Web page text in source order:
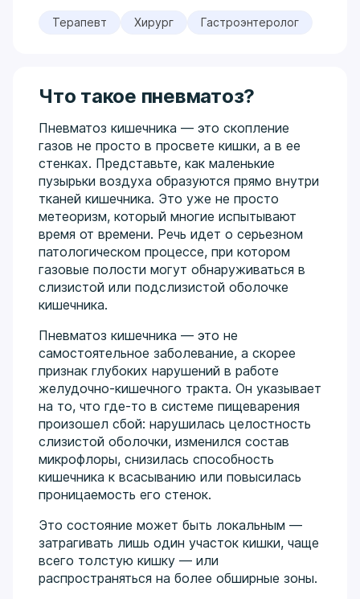
Терапевт Хирург Гастроэнтеролог
Что такое пневматоз?
Пневматоз кишечника — это скопление
газов не просто в просвете кишки, а в ее
стенках. Представьте, как маленькие
пузырьки воздуха образуются прямо внутри
тканей кишечника. Это уже не просто
метеоризм, который многие испытывают
время от времени. Речь идет о серьезном
патологическом процессе, при котором
газовые полости могут обнаруживаться в
слизистой или подслизистой оболочке
кишечника.
Пневматоз кишечника — это не
самостоятельное заболевание, а скорее
признак глубоких нарушений в работе
желудочно-кишечного тракта. Он указывает
на то, что где-то в системе пищеварения
произошел сбой: нарушилась целостность
слизистой оболочки, изменился состав
микрофлоры, снизилась способность
кишечника к всасыванию или повысилась
проницаемость его стенок.
Это состояние может быть локальным —
затрагивать лишь один участок кишки, чаще
всего толстую кишку — или
распространяться на более обширные зоны.